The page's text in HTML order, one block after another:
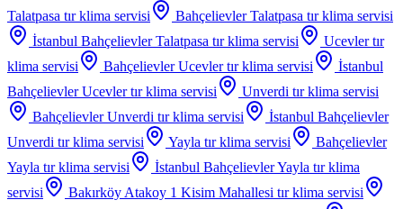
Talatpasa tır klima servisi Bahçelievler Talatpasa tır klima servisi
İstanbul Bahçelievler Talatpasa tır klima servisi Ucevler tır
klima servisi
Bahçelievler Ucevler tır klima servisi
İstanbul
Bahçelievler Ucevler tır klima servisi Unverdi tır klima servisi
Bahçelievler Unverdi tır klima servisi
İstanbul Bahçelievler
Unverdi tır klima servisi Yayla tır klima servisi
Bahçelievler
Yayla tır klima servisi İstanbul Bahçelievler Yayla tır klima
servisi
Bakırköy Atakoy 1 Kisim Mahallesi tır klima servisi